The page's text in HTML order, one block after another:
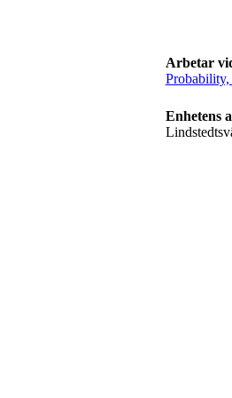
Arbetar
Probability,
Enhetens